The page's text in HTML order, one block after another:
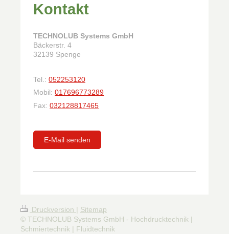
Kontakt
TECHNOLUB Systems GmbH
Bäckerstr. 4
32139 Spenge
Tel.: 052253120
Mobil: 017696773289
Fax: 032128817465
E-Mail senden
Druckversion | Sitemap
© TECHNOLUB Systems GmbH - Hochdrucktechnik |
Schmiertechnik | Fluidtechnik